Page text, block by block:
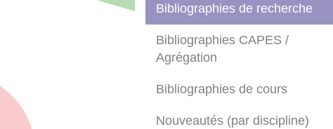
Bibliographies de recherche
Bibliographies CAPES /
Agrégation
Bibliographies de cours
Nouveautés (par discipline)